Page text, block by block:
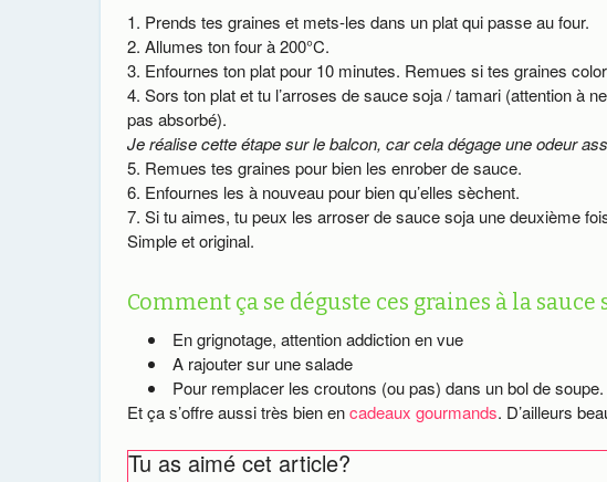
Prends tes graines et mets-les dans un plat qui passe au four.
Allumes ton four à 200°C.
Enfournes ton plat pour 10 minutes. Remues si tes graines
Sors ton plat et tu l’arroses de sauce soja / tamari (attention à
pas absorbé).
Je réalise cette étape sur le balcon, car cela dégage une odeur
Remues tes graines pour bien les enrober de sauce.
Enfournes les à nouveau pour bien qu’elles sèchent.
Si tu aimes, tu peux les arroser de sauce soja une deuxième
Simple et original.
Comment ça se déguste ces graines à la sauce
En grignotage, attention addiction en vue
A rajouter sur une salade
Pour remplacer les croutons (ou pas) dans un bol de soupe.
Et ça s’offre aussi très bien encadeaux gourmands. D’ailleurs
Tu as aimé cet article?